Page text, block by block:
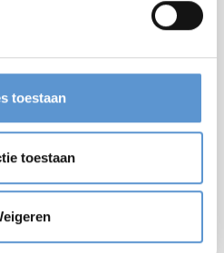
toestaan
toestaan